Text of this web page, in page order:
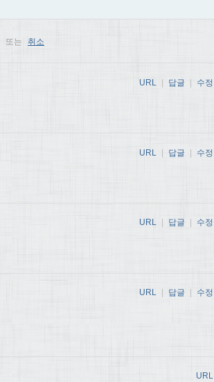
또는 취소
URL | 답글 | 수정
URL | 답글 | 수정
URL 답글 수정
URL 답글 수정
URL